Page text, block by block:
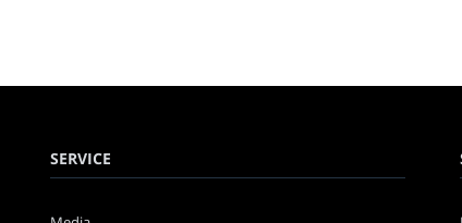
SERVICE